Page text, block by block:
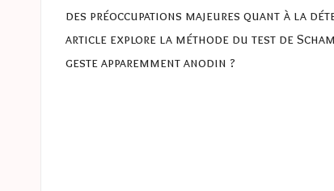
des préoccupations majeures quant à la
article explore la méthode du test de
geste apparemment anodin ?